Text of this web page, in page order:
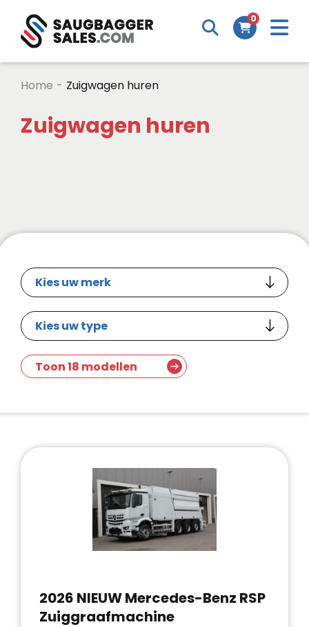
0
Home - Zuigwagen huren
Zuigwagen huren
Toon 18 modellen
2026 NIEUW Mercedes-Benz RSP
Zuiggraafmachine